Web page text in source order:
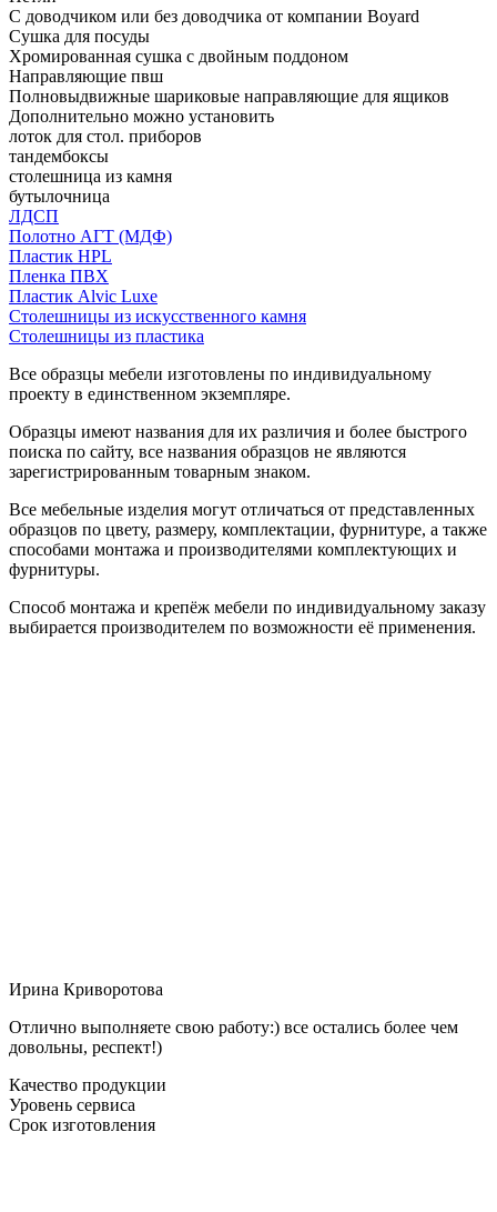
С доводчиком или без доводчика от компании Boyard
Сушка для посуды
Хромированная сушка с двойным поддоном
Направляющие пвш
Полновыдвижные шариковые направляющие для ящиков
Дополнительно можно установить
лоток для стол. приборов
тандембоксы
столешница из камня
бутылочница
ЛДСП
Полотно АГТ (МДФ)
Пластик HPL
Пленка ПВХ
Пластик Alvic Luxe
Столешницы из искусственного камня
Столешницы из пластика
Все образцы мебели изготовлены по индивидуальному
проекту в единственном экземпляре.
Образцы имеют названия для их различия и более быстрого
поиска по сайту, все названия образцов не являются
зарегистрированным товарным знаком.
Все мебельные изделия могут отличаться от представленных
образцов по цвету, размеру, комплектации, фурнитуре, а также
способами монтажа и производителями комплектующих и
фурнитуры.
Способ монтажа и крепёж мебели по индивидуальному заказу
выбирается производителем по возможности её применения.
Ирина Криворотова
Отлично выполняете свою работу:) все остались более чем
довольны, респект!)
Качество продукции
Уровень сервиса
Срок изготовления